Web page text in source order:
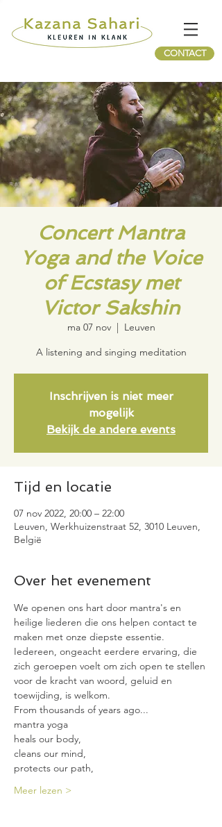
CONTACT
Concert Mantra
Yoga and the Voice
of Ecstasy met
Victor Sakshin
ma 07 nov
  |
Leuven
A listening and singing meditation
Inschrijven is niet meer
mogelijk
Bekijk de andere events
Tijd en locatie
07 nov 2022, 20:00 – 22:00
Leuven, Werkhuizenstraat 52, 3010 Leuven,
België
Over het evenement
We openen ons hart door mantra's en
heilige liederen die ons helpen contact te
maken met onze diepste essentie.
Iedereen, ongeacht eerdere ervaring, die
zich geroepen voelt om zich open te stellen
voor de kracht van woord, geluid en
toewijding, is welkom.
From thousands of years ago...
mantra yoga
heals our body,
cleans our mind,
protects our path,
Meer lezen >